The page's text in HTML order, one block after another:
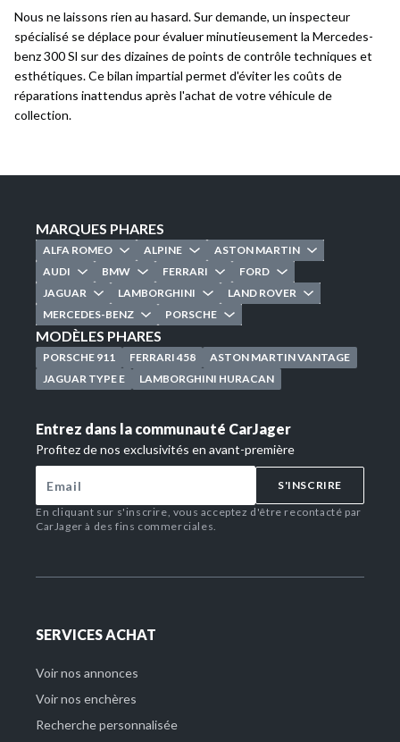
Nous ne laissons rien au hasard. Sur demande, un inspecteur
spécialisé se déplace pour évaluer minutieusement la Mercedes-
benz 300 Sl sur des dizaines de points de contrôle techniques et
esthétiques. Ce bilan impartial permet d'éviter les coûts de
réparations inattendus après l'achat de votre véhicule de
collection.
MARQUES PHARES
ALFA ROMEO ALPINE
ASTON MARTIN
AUDI
BMW FERRARI
FORD
JAGUAR
LAMBORGHINI
LAND ROVER
MERCEDES-BENZ
PORSCHE
MODÈLES PHARES
PORSCHE 911 FERRARI 458
ASTON MARTIN VANTAGE
JAGUAR TYPE E
LAMBORGHINI HURACAN
Entrez dans la communauté CarJager
Profitez de nos exclusivités en avant-première
S'INSCRIRE
En cliquant sur s'inscrire, vous acceptez d'être recontacté par
CarJager à des fins commerciales.
SERVICES ACHAT
Voir nos annonces
Voir nos enchères
Recherche personnalisée